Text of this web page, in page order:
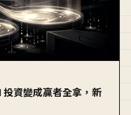
資變成贏者全拿，新